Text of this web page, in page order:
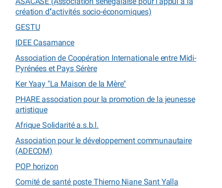
création d’’activités socio-économiques)
GESTU
IDEE Casamance
Association de Coopération Internationale entre Midi-
Pyrénées et Pays Sérère
Ker Yaay "La Maison de la Mère"
PHARE association pour la promotion de la jeunesse
artistique
Afrique Solidarité a.s.b.l.
Association pour le développement communautaire
(ADECOM)
POP horizon
Comité de santé poste Thierno Niane Sant Yalla